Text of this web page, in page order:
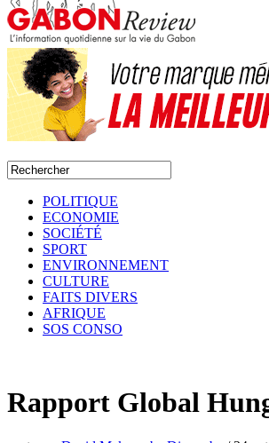
POLITIQUE
ECONOMIE
SOCIÉTÉ
SPORT
ENVIRONNEMENT
CULTURE
FAITS DIVERS
AFRIQUE
SOS CONSO
Rapport Global